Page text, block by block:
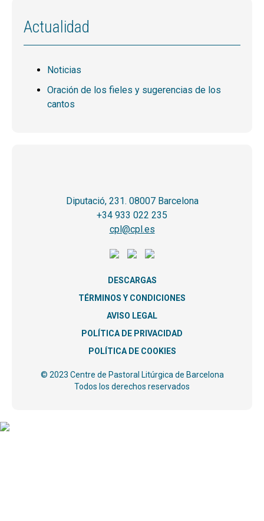
Actualidad
Noticias
Oración de los fieles y sugerencias de los
cantos
Diputació, 231. 08007 Barcelona
+34 933 022 235
cpl@cpl.es
DESCARGAS
TÉRMINOS Y CONDICIONES
AVISO LEGAL
POLÍTICA DE PRIVACIDAD
POLÍTICA DE COOKIES
© 2023 Centre de Pastoral Litúrgica de Barcelona
Todos los derechos reservados